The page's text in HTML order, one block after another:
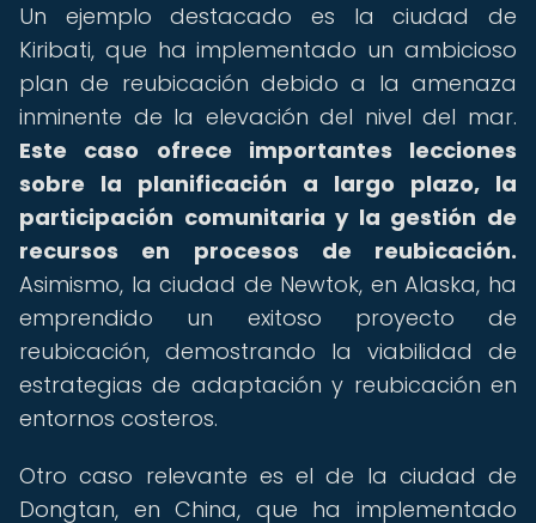
Un ejemplo destacado es la ciudad de
Kiribati, que ha implementado un ambicioso
plan de reubicación debido a la amenaza
inminente de la elevación del nivel del mar.
Este caso ofrece importantes lecciones
sobre la planificación a largo plazo, la
participación comunitaria y la gestión de
recursos en procesos de reubicación.
Asimismo, la ciudad de Newtok, en Alaska, ha
emprendido un exitoso proyecto de
reubicación, demostrando la viabilidad de
estrategias de adaptación y reubicación en
entornos costeros.
Otro caso relevante es el de la ciudad de
Dongtan, en China, que ha implementado